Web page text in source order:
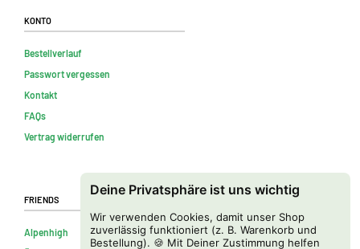
Deine Privatsphäre ist uns wichtig
Wir verwenden Cookies, damit unser Shop
zuverlässig funktioniert (z. B. Warenkorb und
Bestellung). 🍪 Mit Deiner Zustimmung helfen
Konto
Bestellverlauf
Passwort vergessen
Kontakt
FAQs
Vertrag widerrufen
Friends
Alpenhigh